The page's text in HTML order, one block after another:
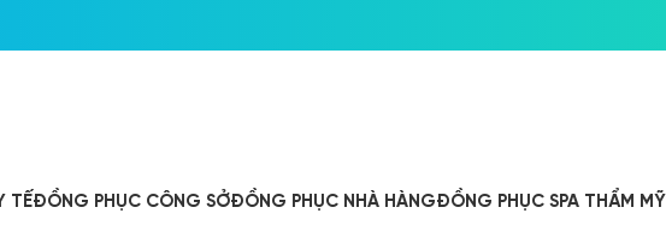
TẾĐỒNG PHỤC CÔNG SỞĐỒNG PHỤC NHÀ HÀNGĐỒNG PHỤC SPA THẨM MỸ